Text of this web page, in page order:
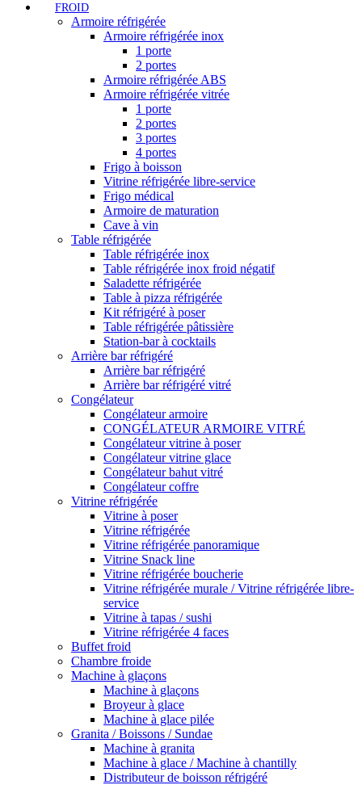
FROID
Armoire réfrigérée
Armoire réfrigérée inox
1 porte
2 portes
Armoire réfrigérée ABS
Armoire réfrigérée vitrée
1 porte
2 portes
3 portes
4 portes
Frigo à boisson
Vitrine réfrigérée libre-service
Frigo médical
Armoire de maturation
Cave à vin
Table réfrigérée
Table réfrigérée inox
Table réfrigérée inox froid négatif
Saladette réfrigérée
Table à pizza réfrigérée
Kit réfrigéré à poser
Table réfrigérée pâtissière
Station-bar à cocktails
Arrière bar réfrigéré
Arrière bar réfrigéré
Arrière bar réfrigéré vitré
Congélateur
Congélateur armoire
CONGÉLATEUR ARMOIRE VITRÉ
Congélateur vitrine à poser
Congélateur vitrine glace
Congélateur bahut vitré
Congélateur coffre
Vitrine réfrigérée
Vitrine à poser
Vitrine réfrigérée
Vitrine réfrigérée panoramique
Vitrine Snack line
Vitrine réfrigérée boucherie
Vitrine réfrigérée murale / Vitrine réfrigérée libre-
service
Vitrine à tapas / sushi
Vitrine réfrigérée 4 faces
Buffet froid
Chambre froide
Machine à glaçons
Machine à glaçons
Broyeur à glace
Machine à glace pilée
Granita / Boissons / Sundae
Machine à granita
Machine à glace / Machine à chantilly
Distributeur de boisson réfrigéré